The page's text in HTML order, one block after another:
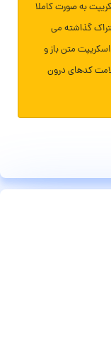
به صورت کاملا
گذاشته می
متن باز و
کدهای درون